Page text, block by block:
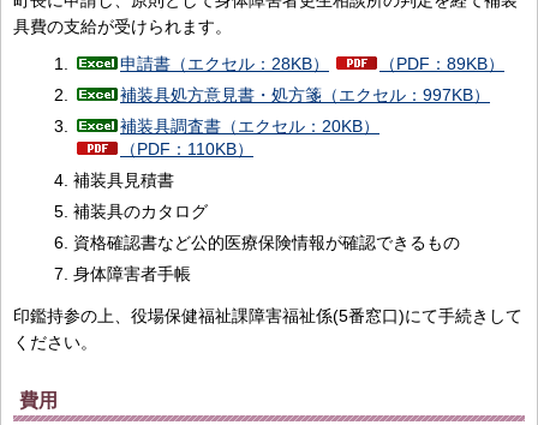
具費の支給が受けられます。
申請書（エクセル：28KB）
（PDF：89KB）
補装具処方意見書・処方箋（エクセル：997KB）
補装具調査書（エクセル：20KB）
（PDF：110KB）
補装具見積書
補装具のカタログ
資格確認書など公的医療保険情報が確認できるもの
身体障害者手帳
印鑑持参の上、役場保健福祉課障害福祉係(5番窓口)にて手続きして
ください。
費用